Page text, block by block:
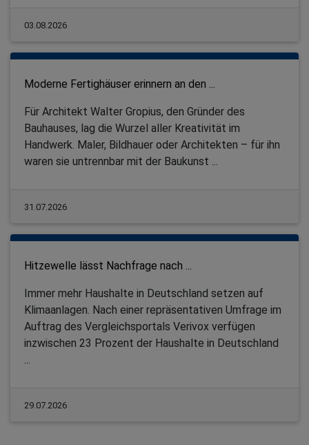
03.08.2026
Moderne Fertighäuser erinnern an den ...
Für Architekt Walter Gropius, den Gründer des
Bauhauses, lag die Wurzel aller Kreativität im
Handwerk. Maler, Bildhauer oder Architekten – für ihn
waren sie untrennbar mit der Baukunst ...
31.07.2026
Hitzewelle lässt Nachfrage nach ...
Immer mehr Haushalte in Deutschland setzen auf
Klimaanlagen. Nach einer repräsentativen Umfrage im
Auftrag des Vergleichsportals Verivox verfügen
inzwischen 23 Prozent der Haushalte in Deutschland
...
29.07.2026